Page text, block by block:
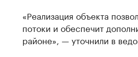
«Реализация объекта
потоки и обеспечит
районе», — уточнили в